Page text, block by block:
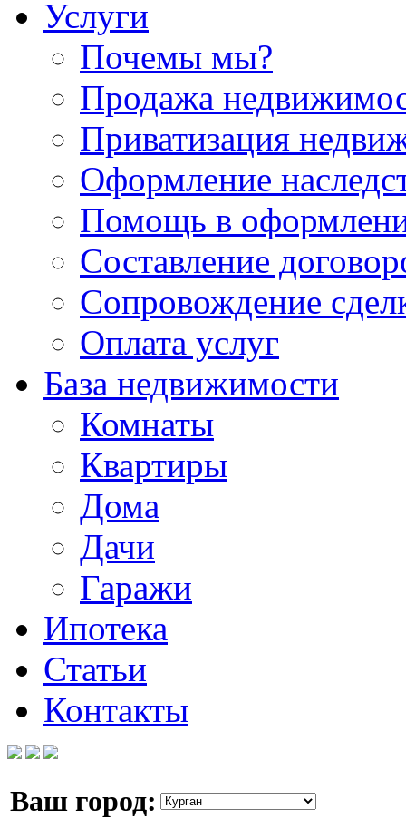
Услуги
Почемы мы?
Продажа
Приватизация
Оформление
Помощь в
Составление
Сопровождение
Оплата услуг
База недвижимости
Комнаты
Квартиры
Дома
Дачи
Гаражи
Ипотека
Статьи
Контакты
Ваш город: